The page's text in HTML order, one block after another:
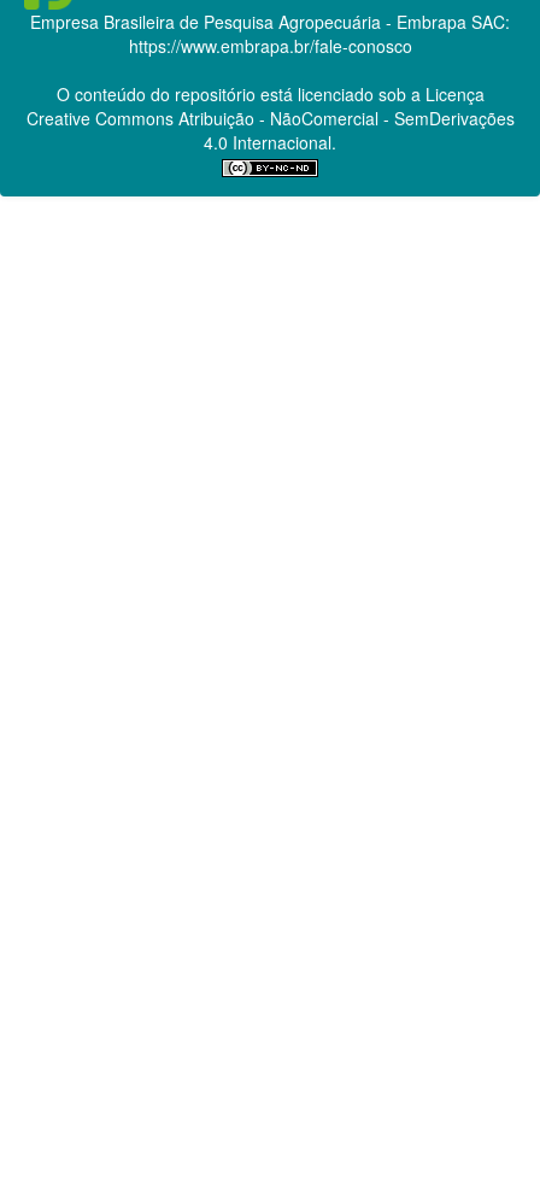
Empresa Brasileira de Pesquisa Agropecuária - Embrapa SAC:
https://www.embrapa.br/fale-conosco
O conteúdo do repositório está licenciado sob a Licença
Creative CommonsAtribuição - NãoComercial - SemDerivações
4.0 Internacional.